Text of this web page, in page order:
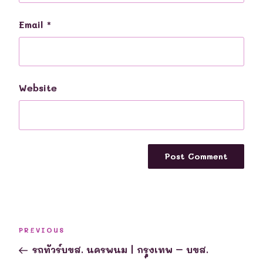
Email *
Website
Previous
Post
PREVIOUS
รถทัวร์บขส. นครพนม | กรุงเทพ – บขส.